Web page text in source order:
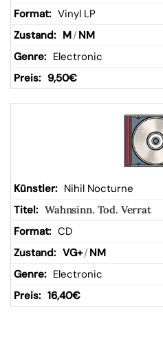
Vinyl LP
M/ NM
Electronic
9,50€
Nihil Nocturne
Wahnsinn. Tod. Verrat
CD
VG+/ NM
Electronic
16,40€